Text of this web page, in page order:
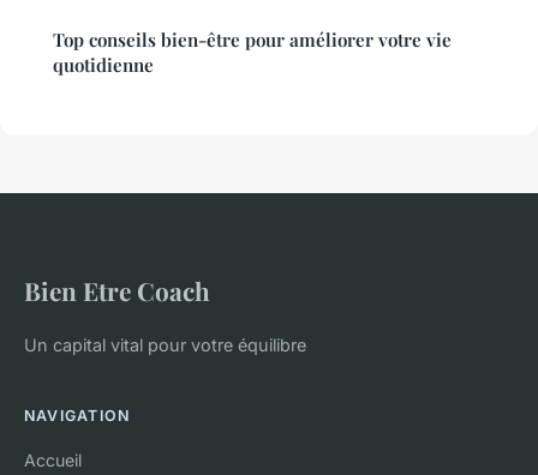
Top conseils bien-être pour améliorer votre vie
quotidienne
Bien Etre Coach
Un capital vital pour votre équilibre
NAVIGATION
Accueil